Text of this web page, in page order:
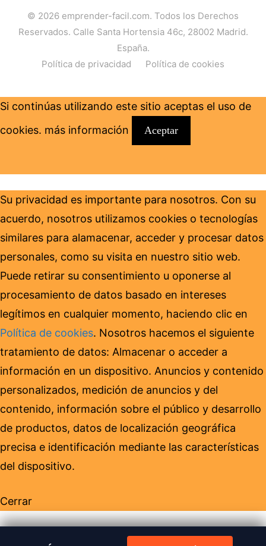
© 2026 emprender-facil.com. Todos los Derechos
Reservados. Calle Santa Hortensia 46c, 28002 Madrid.
España.
Política de privacidad
Política de cookies
Si continúas utilizando este sitio aceptas el uso de
cookies. más información Aceptar
Su privacidad es importante para nosotros. Con su
acuerdo, nosotros utilizamos cookies o tecnologías
similares para alamacenar, acceder y procesar datos
personales, como su visita en nuestro sitio web.
Puede retirar su consentimiento u oponerse al
procesamiento de datos basado en intereses
legítimos en cualquier momento, haciendo clic en
Política de cookies. Nosotros hacemos el siguiente
tratamiento de datos: Almacenar o acceder a
información en un dispositivo. Anuncios y contenido
personalizados, medición de anuncios y del
contenido, información sobre el público y desarrollo
de productos, datos de localización geográfica
precisa e identificación mediante las características
del dispositivo.
Cerrar